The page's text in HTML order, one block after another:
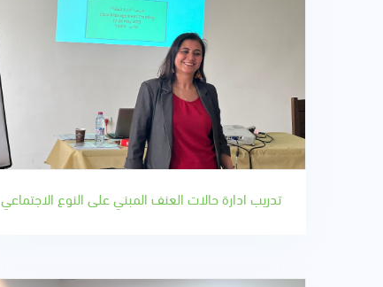
تدريب ادارة حالات العنف المبني على النوع الاجتماعي